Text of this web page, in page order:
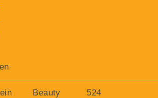
Beauty
524